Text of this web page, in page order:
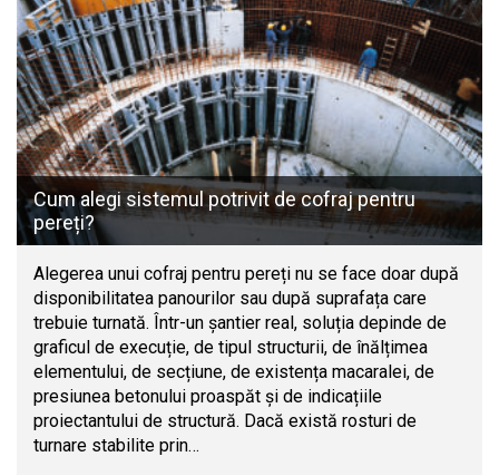
Cum alegi sistemul potrivit de cofraj pentru
pereți?
Alegerea unui cofraj pentru pereți nu se face doar după
disponibilitatea panourilor sau după suprafața care
trebuie turnată. Într-un șantier real, soluția depinde de
graficul de execuție, de tipul structurii, de înălțimea
elementului, de secțiune, de existența macaralei, de
presiunea betonului proaspăt și de indicațiile
proiectantului de structură. Dacă există rosturi de
turnare stabilite prin…